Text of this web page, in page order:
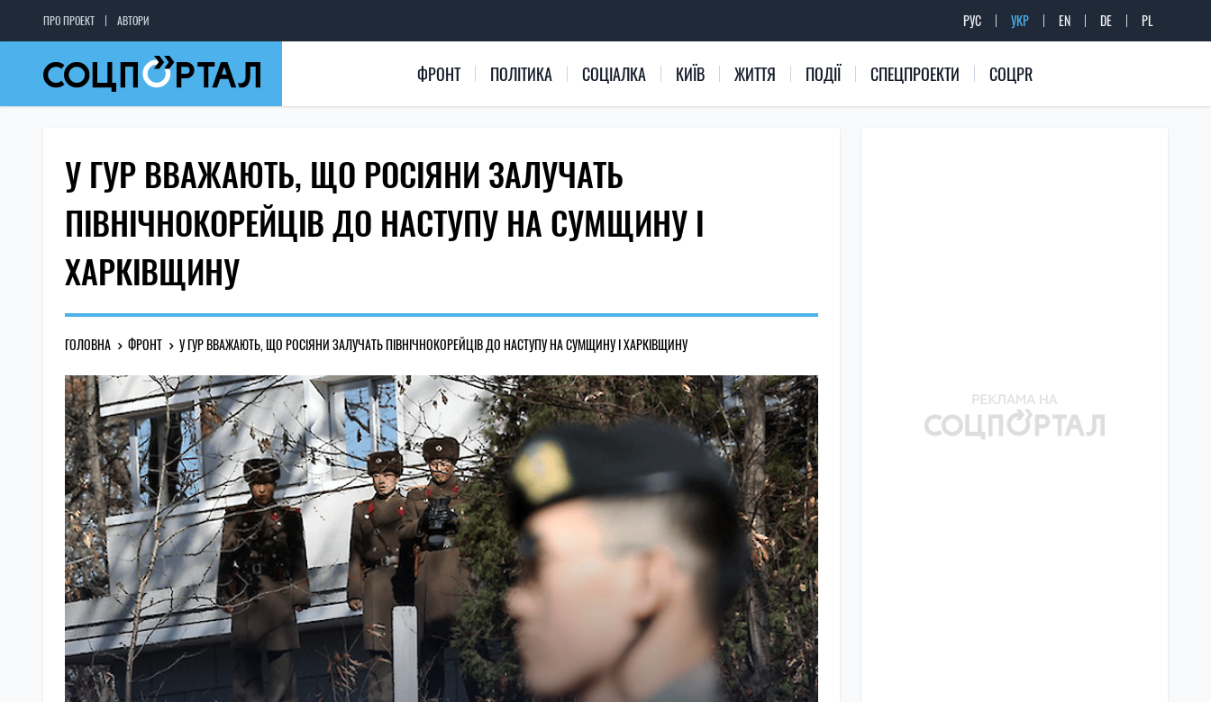
ПРО ПРОЕКТ АВТОРИ РУС УКР EN DE PL
ФРОНТ ПОЛІТИКА СОЦІАЛКА КИЇВ ЖИТТЯ ПОДІЇ СПЕЦПРОЕКТИ СОЦPR
У ГУР ВВАЖАЮТЬ, ЩО РОСІЯНИ ЗАЛУЧАТЬ
ПІВНІЧНОКОРЕЙЦІВ ДО НАСТУПУ НА СУМЩИНУ І
ХАРКІВЩИНУ
ГОЛОВНА ФРОНТ У ГУР ВВАЖАЮТЬ, ЩО РОСІЯНИ ЗАЛУЧАТЬ ПІВНІЧНОКОРЕЙЦІВ ДО НАСТУПУ НА СУМЩИНУ І ХАРКІВЩИНУ